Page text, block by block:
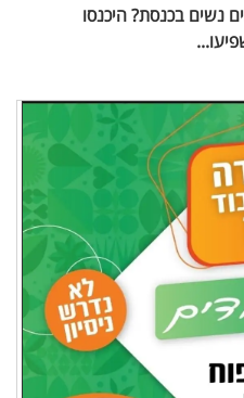
נשים בכנסת? היכנסו